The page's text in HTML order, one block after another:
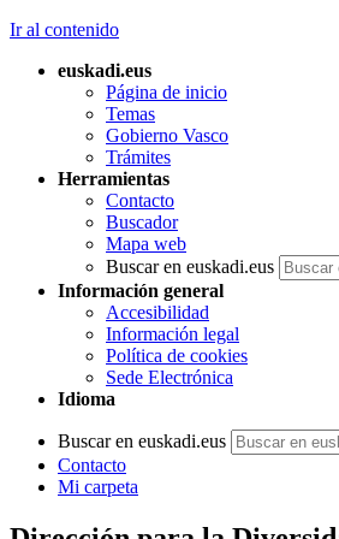
Ir al contenido
euskadi.eus
Página de inicio
Temas
Gobierno Vasco
Trámites
Herramientas
Contacto
Buscador
Mapa web
Buscar en euskadi.eus
Información general
Accesibilidad
Información legal
Política de cookies
Sede Electrónica
Idioma
Buscar en euskadi.eus
Contacto
Mi carpeta